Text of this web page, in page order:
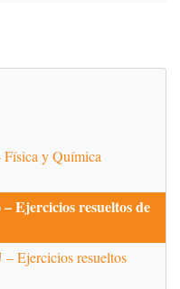
y Química
Ejercicios resueltos de
Ejercicios resueltos